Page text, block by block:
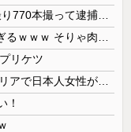
リケツ
！